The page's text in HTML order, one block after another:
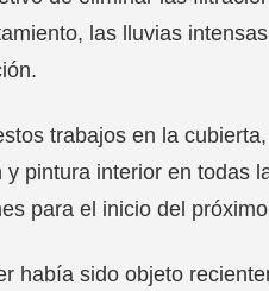
las lluvias
trabajos en la
y pintura interior en todas
para el inicio del
había sido objeto